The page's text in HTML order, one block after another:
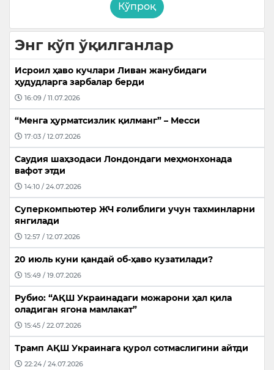
Кўпроқ
Энг кўп ўқилганлар
Исроил ҳаво кучлари Ливан жанубидаги
ҳудудларга зарбалар берди
16:09 / 11.07.2026
“Менга ҳурматсизлик қилманг” – Месси
17:03 / 12.07.2026
Саудия шаҳзодаси Лондондаги меҳмонхонада
вафот этди
14:10 / 24.07.2026
Суперкомпьютер ЖЧ ғолиблиги учун тахминларни
янгилади
12:57 / 12.07.2026
20 июль куни қандай об-ҳаво кузатилади?
15:49 / 19.07.2026
Рубио: “АҚШ Украинадаги можарони ҳал қила
оладиган ягона мамлакат”
15:45 / 22.07.2026
Трамп АҚШ Украинага қурол сотмаслигини айтди
22:24 / 24.07.2026